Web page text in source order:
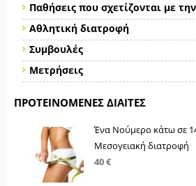
Παθήσεις που σχετίζονται με
Αθλητική διατροφή
Συμβουλές
Μετρήσεις
ΠΡΟΤΕΙΝΌΜΕΝΕΣ ΔΊΑΙΤΕΣ
Ένα Νούμερο κάτω σε
Μεσογειακή διατροφή
40 €